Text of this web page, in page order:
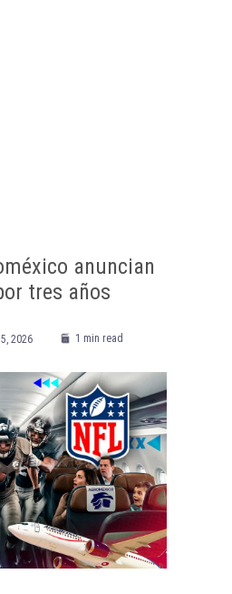
anuncian
tres años
2026 1 min read